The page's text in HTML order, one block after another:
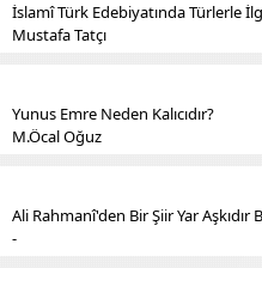
İslamî Türk Edebiyatında Türlerle
Mustafa Tatçı
Yunus Emre Neden Kalıcıdır?
M.Öcal Oğuz
Ali Rahmanî'den Bir Şiir Yar Aşkıdır
-